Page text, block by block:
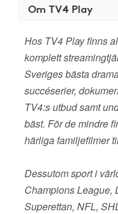
Om TV4 Play
Hos TV4 Play finns
komplett
Sveriges bästa
succéserier,
TV4:s utbud samt
bäst. För de mindre
härliga familjefilmer
Dessutom sport i
Champions League,
Superettan, NFL,